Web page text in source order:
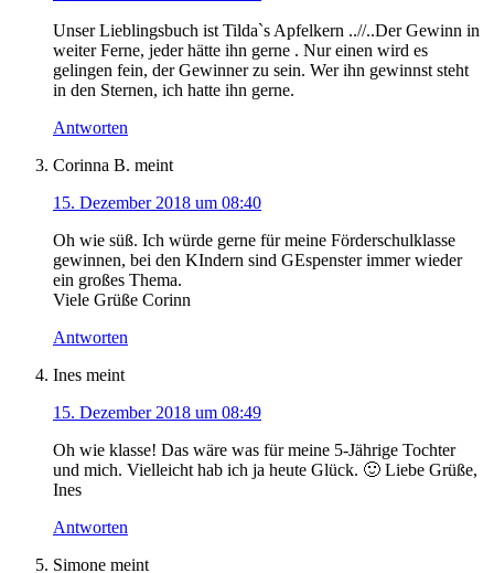
Unser Lieblingsbuch ist Tilda`s Apfelkern ..//..Der Gewinn in
weiter Ferne, jeder hätte ihn gerne . Nur einen wird es
gelingen fein, der Gewinner zu sein. Wer ihn gewinnst steht
in den Sternen, ich hatte ihn gerne.
Antworten
Corinna B. meint
15. Dezember 2018 um 08:40
Oh wie süß. Ich würde gerne für meine Förderschulklasse
gewinnen, bei den KIndern sind GEspenster immer wieder
ein großes Thema.
Viele Grüße Corinn
Antworten
Ines meint
15. Dezember 2018 um 08:49
Oh wie klasse! Das wäre was für meine 5-Jährige Tochter
und mich. Vielleicht hab ich ja heute Glück. 🙂 Liebe Grüße,
Ines
Antworten
Simone meint